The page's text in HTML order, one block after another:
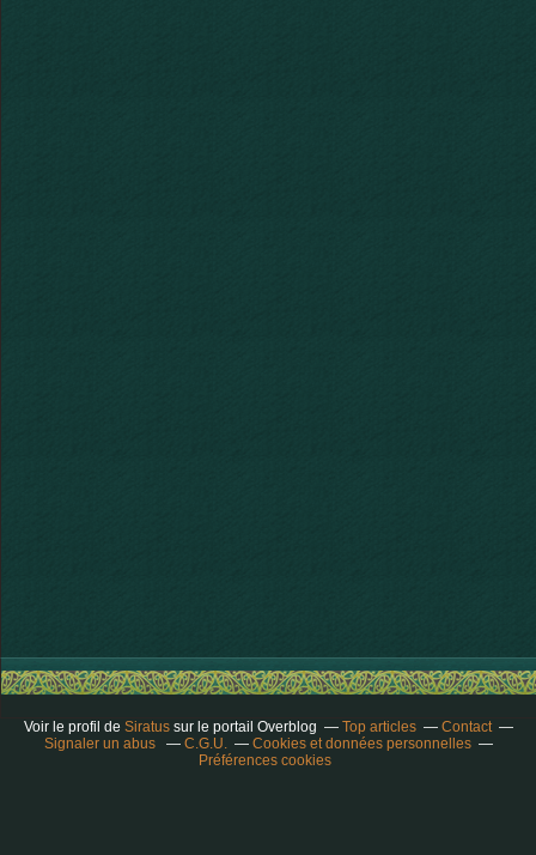
Voir le profil de Siratussur le portail Overblog Top articles
Contact
Signaler un abus
C.G.U.
Cookies et données personnelles
Préférences cookies